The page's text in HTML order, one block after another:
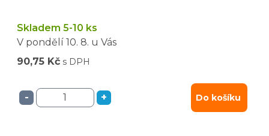
Skladem 5-10 ks
V pondělí 10. 8. u Vás
90,75 Kč s DPH
- + Do košíku